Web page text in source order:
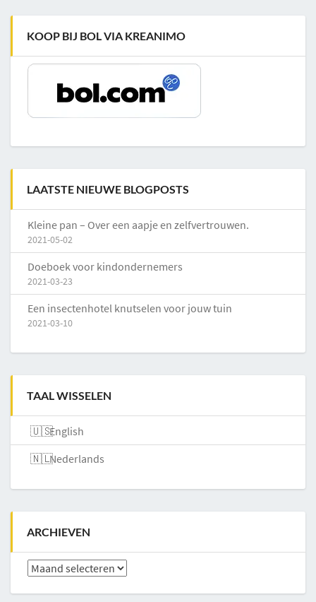
KOOP BIJ BOL VIA KREANIMO
LAATSTE NIEUWE BLOGPOSTS
Kleine pan – Over een aapje en zelfvertrouwen.
2021-05-02
Doeboek voor kindondernemers
2021-03-23
Een insectenhotel knutselen voor jouw tuin
2021-03-10
TAAL WISSELEN
English
Nederlands
ARCHIEVEN
Archieven